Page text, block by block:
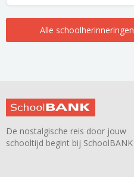
Alle
De nostalgische reis door jouw
schooltijd begint bij SchoolBANK